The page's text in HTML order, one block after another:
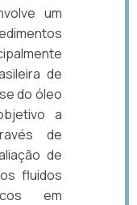
um
de
do óleo
a
de
de
fluidos
em